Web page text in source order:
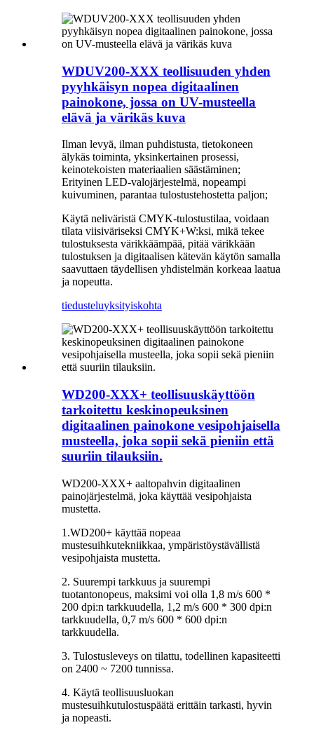
WDUV200-XXX teollisuuden yhden
pyyhkäisyn nopea digitaalinen
painokone, jossa on UV-musteella
elävä ja värikäs kuva
Ilman levyä, ilman puhdistusta, tietokoneen
älykäs toiminta, yksinkertainen prosessi,
keinotekoisten materiaalien säästäminen;
Erityinen LED-valojärjestelmä, nopeampi
kuivuminen, parantaa tulostustehostetta paljon;
Käytä neliväristä CMYK-tulostustilaa, voidaan
tilata viisiväriseksi CMYK+W:ksi, mikä tekee
tulostuksesta värikkäämpää, pitää värikkään
tulostuksen ja digitaalisen kätevän käytön samalla
saavuttaen täydellisen yhdistelmän korkeaa laatua
ja nopeutta.
tiedusteluyksityiskohta
WD200-XXX+ teollisuuskäyttöön
tarkoitettu keskinopeuksinen
digitaalinen painokone vesipohjaisella
musteella, joka sopii sekä pieniin että
suuriin tilauksiin.
WD200-XXX+ aaltopahvin digitaalinen
painojärjestelmä, joka käyttää vesipohjaista
mustetta.
1.WD200+ käyttää nopeaa
mustesuihkutekniikkaa, ympäristöystävällistä
vesipohjaista mustetta.
2. Suurempi tarkkuus ja suurempi
tuotantonopeus, maksimi voi olla 1,8 m/s 600 *
200 dpi:n tarkkuudella, 1,2 m/s 600 * 300 dpi:n
tarkkuudella, 0,7 m/s 600 * 600 dpi:n
tarkkuudella.
3. Tulostusleveys on tilattu, todellinen kapasiteetti
on 2400 ~ 7200 tunnissa.
4. Käytä teollisuusluokan
mustesuihkutulostuspäätä erittäin tarkasti, hyvin
ja nopeasti.